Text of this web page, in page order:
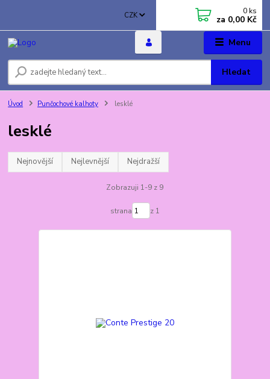
Menu
CZK
Hledat
0 ks
za 0,00 Kč
Úvod Punčochové kalhoty lesklé
lesklé
Nejnovější Nejlevnější Nejdražší
Zobrazuji 1-9 z 9
strana z 1